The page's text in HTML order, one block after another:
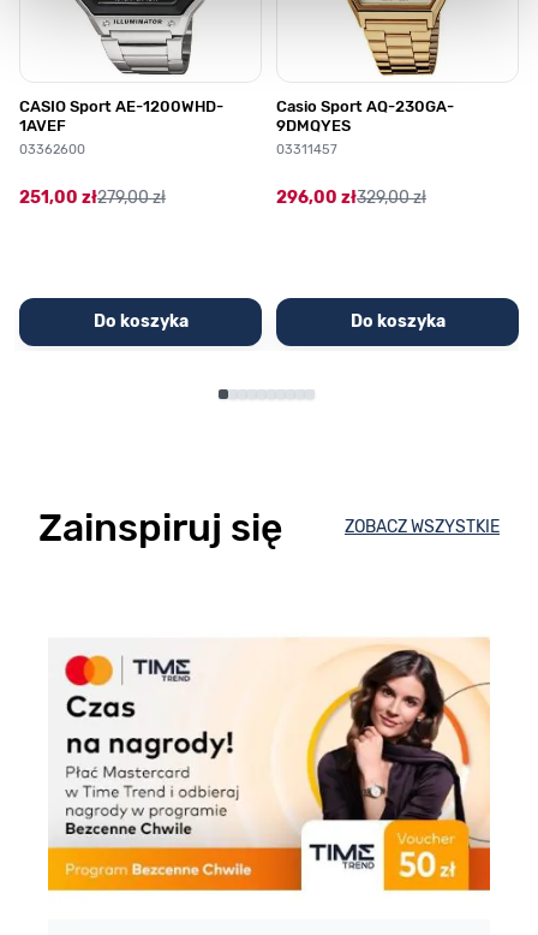
CASIO Sport AE-1200WHD-
1AVEF
03362600
251,00 zł279,00 zł
Do koszyka
Casio Sport AQ-230GA-
9DMQYES
03311457
296,00 zł329,00 zł
Do koszyka
Zainspiruj się ZOBACZ WSZYSTKIE